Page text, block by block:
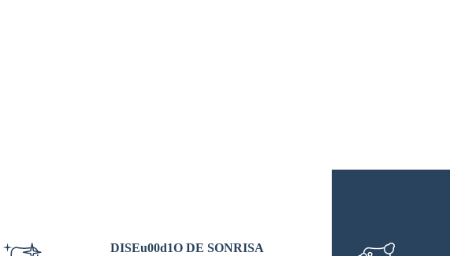
DISEu00d1O DE SONRISA